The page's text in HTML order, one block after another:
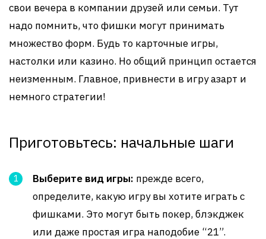
свои вечера в компании друзей или семьи. Тут
надо помнить, что фишки могут принимать
множество форм. Будь то карточные игры,
настолки или казино. Но общий принцип остается
неизменным. Главное, привнести в игру азарт и
немного стратегии!
Приготовьтесь: начальные шаги
Выберите вид игры: прежде всего,
определите, какую игру вы хотите играть с
фишками. Это могут быть покер, блэкджек
или даже простая игра наподобие “21”.